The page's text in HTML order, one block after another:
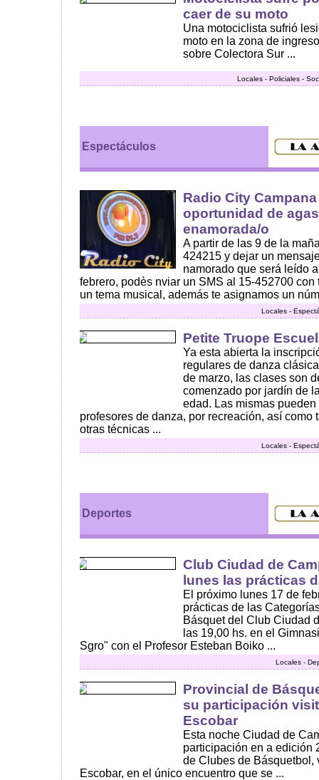
caer de su moto
Una motociclista sufrió
moto en la zona de
sobre Colectora Sur ...
Locales - Policiales -
Espectáculos
Radio City
oportunidad de
enamorada/o
A partir de las 9 de la
424215 y dejar un
namorado que será leído
febrero, podès nviar un SMS al 15-452700
un tema musical, además te asignamos un
Locales -
Petite Truope
Ya esta abierta la
regulares de danza
de marzo, las clases son
comenzado por jardín de
edad. Las mismas
profesores de danza, por recreación, así como
otras técnicas ...
Locales -
Deportes
Club Ciudad de
lunes las prácticas
El próximo lunes 17 de
prácticas de las
Básquet del Club Ciudad
las 19,00 hs. en el
Sgro" con el Profesor Esteban Boiko ...
Locales -
Provincial de
su participación
Escobar
Esta noche Ciudad de
participación en a edición
de Clubes de Básquetbol,
Escobar, en el único encuentro que se ...